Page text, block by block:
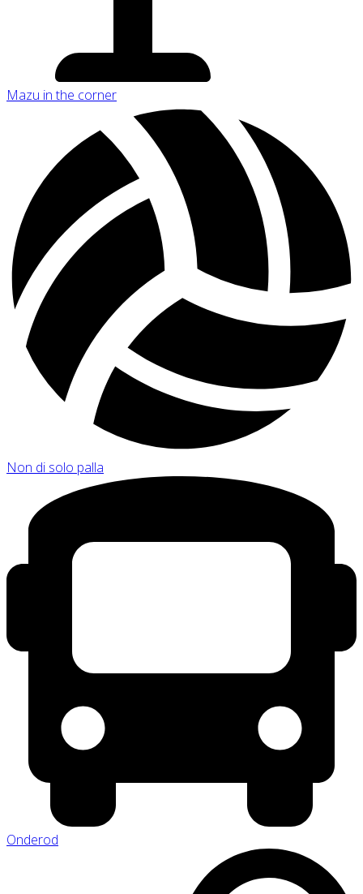
Mazu in the corner
Non di solo palla
Onderod